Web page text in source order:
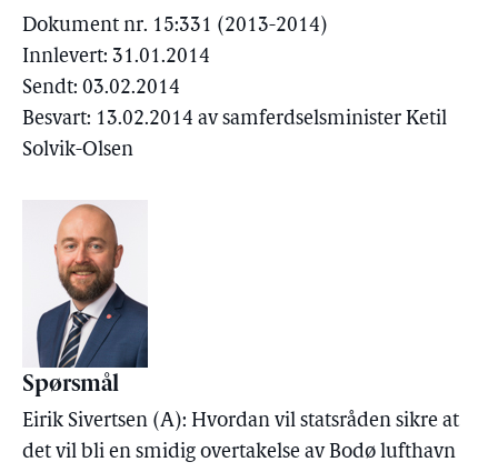
Dokument nr. 15:331 (2013-2014)
Innlevert: 31.01.2014
Sendt: 03.02.2014
Besvart: 13.02.2014 av samferdselsminister Ketil
Solvik-Olsen
Spørsmål
Eirik Sivertsen (A): Hvordan vil statsråden sikre at
det vil bli en smidig overtakelse av Bodø lufthavn